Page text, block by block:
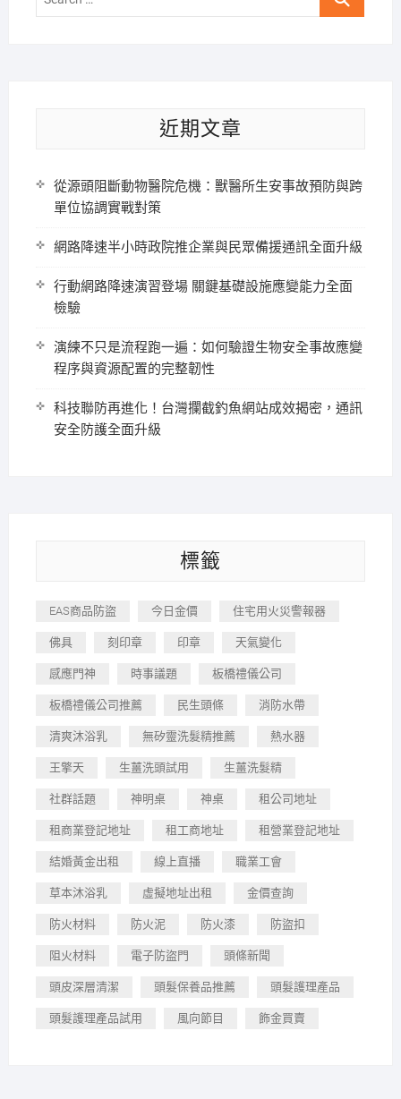
近期文章
從源頭阻斷動物醫院危機：獸醫所生安事故預防與跨
單位協調實戰對策
網路降速半小時政院推企業與民眾備援通訊全面升級
行動網路降速演習登場 關鍵基礎設施應變能力全面
檢驗
演練不只是流程跑一遍：如何驗證生物安全事故應變
程序與資源配置的完整韌性
科技聯防再進化！台灣攔截釣魚網站成效揭密，通訊
安全防護全面升級
標籤
EAS商品防盜 今日金價 住宅用火災警報器
佛具 刻印章 印章 天氣變化
感應門神 時事議題 板橋禮儀公司
板橋禮儀公司推薦 民生頭條 消防水帶
清爽沐浴乳 無矽靈洗髮精推薦 熱水器
王擎天 生薑洗頭試用 生薑洗髮精
社群話題 神明桌 神桌 租公司地址
租商業登記地址 租工商地址 租營業登記地址
結婚黃金出租 線上直播 職業工會
草本沐浴乳 虛擬地址出租 金價查詢
防火材料 防火泥 防火漆 防盜扣
阻火材料 電子防盜門 頭條新聞
頭皮深層清潔 頭髮保養品推薦 頭髮護理產品
頭髮護理產品試用 風向節目 飾金買賣